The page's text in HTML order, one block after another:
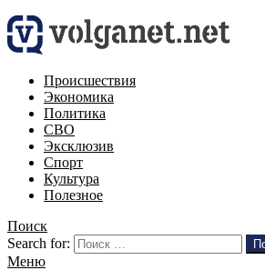
Происшествия
Экономика
Политика
СВО
Эксклюзив
Спорт
Культура
Полезное
Поиск
Search for:
Меню